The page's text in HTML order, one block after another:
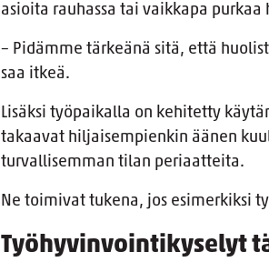
asioita rauhassa tai vaikkapa
– Pidämme tärkeänä sitä, että
saa itkeä.
Lisäksi työpaikalla on kehitetty
takaavat hiljaisempienkin äänen
turvallisemman tilan periaatteita.
Ne toimivat tukena, jos esimerkiksi
Työhyvinvointikyselyt